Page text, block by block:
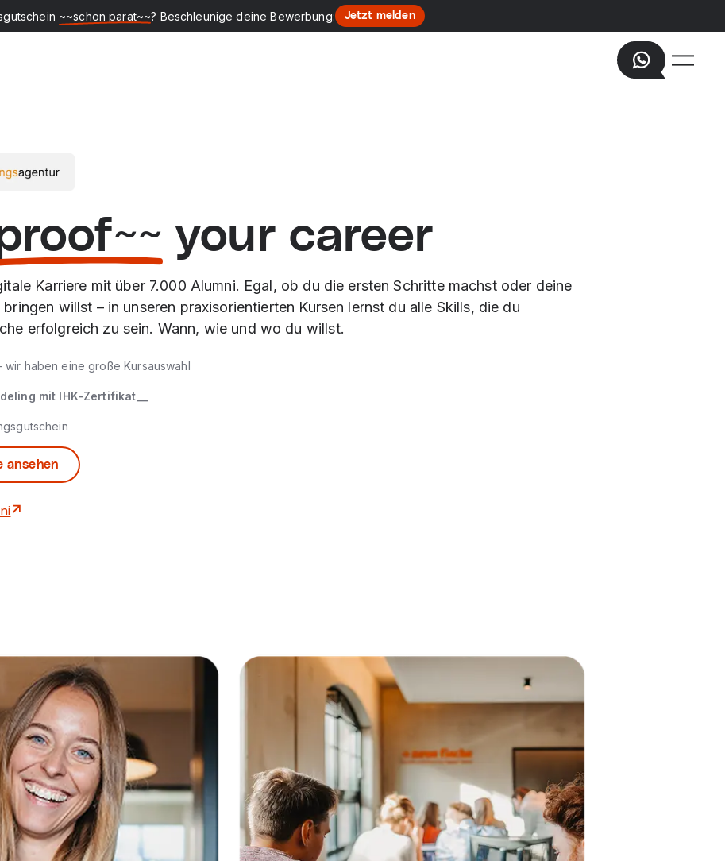
~~schon parat~~? Beschleunige deine Bewerbung: Jetzt melden
your career
Karriere mit über 7.000 Alumni. Egal, ob du die ersten Schritte machst oder deine
willst – in unseren praxisorientierten Kursen lernst du alle Skills, die du
erfolgreich zu sein. Wann, wie und wo du willst.
wir haben eine große Kursauswahl
mit IHK-Zertifikat__
ansehen